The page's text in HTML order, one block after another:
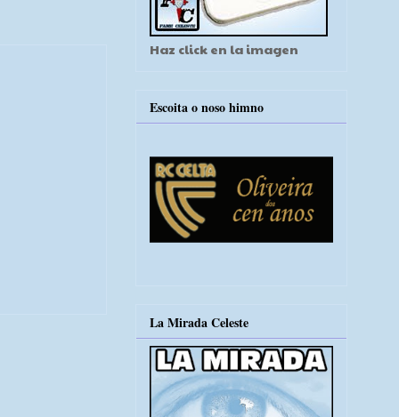
Haz click en la imagen
Escoita o noso himno
La Mirada Celeste